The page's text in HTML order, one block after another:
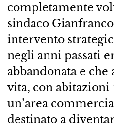
completamente
sindaco
intervento
negli anni passati
abbandonata e che
vita, con abitazioni
un’area
destinato a